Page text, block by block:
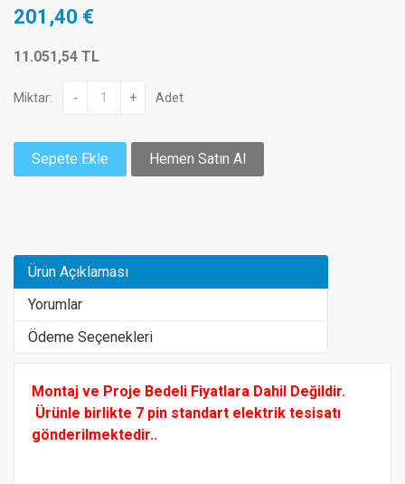
201,40 €
11.051,54 TL
Miktar: - + Adet
Sepete Ekle Hemen Satın Al
Ürün Açıklaması
Yorumlar
Ödeme Seçenekleri
Montaj ve Proje Bedeli Fiyatlara Dahil Değildir.
Ürünle birlikte 7 pin standart elektrik tesisatı
gönderilmektedir..